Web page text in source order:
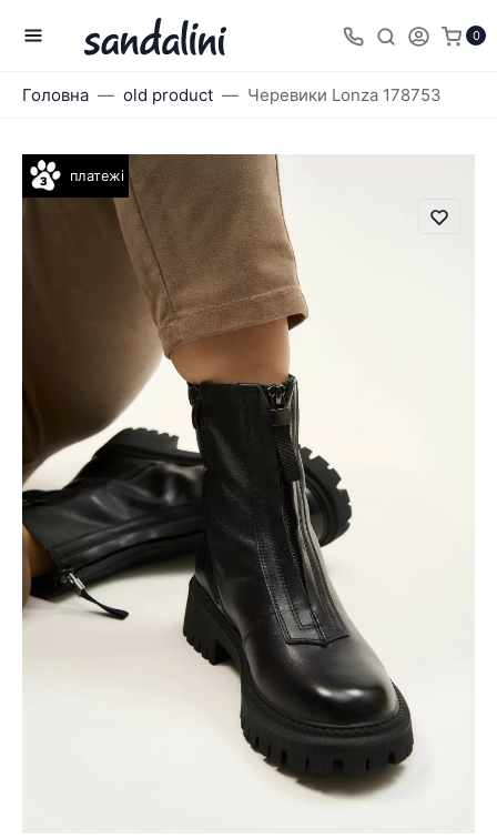
0
Головна old product Черевики Lonza 178753
платежі